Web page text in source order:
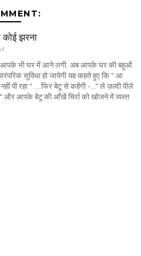
झरना
आपके भी घर में आने लगी. अब आपके घर की बहुओं
सुविधा हो जायेगी यह कहते हुए कि " आ
पी रहा " ....फिर बेटू से कहेंगी -..." ले ज़ल्दी पीले
और आपके बेटू की आँखें चिर्रा को खोजने में व्यस्त